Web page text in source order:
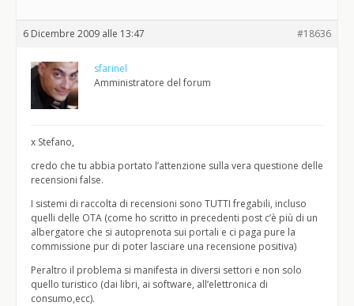
6 Dicembre 2009 alle 13:47 #18636
sfarinel
Amministratore del forum
x Stefano,
credo che tu abbia portato l’attenzione sulla vera questione delle
recensioni false.
I sistemi di raccolta di recensioni sono TUTTI fregabili, incluso
quelli delle OTA (come ho scritto in precedenti post c’è più di un
albergatore che si autoprenota sui portali e ci paga pure la
commissione pur di poter lasciare una recensione positiva)
Peraltro il problema si manifesta in diversi settori e non solo
quello turistico (dai libri, ai software, all’elettronica di
consumo,ecc).